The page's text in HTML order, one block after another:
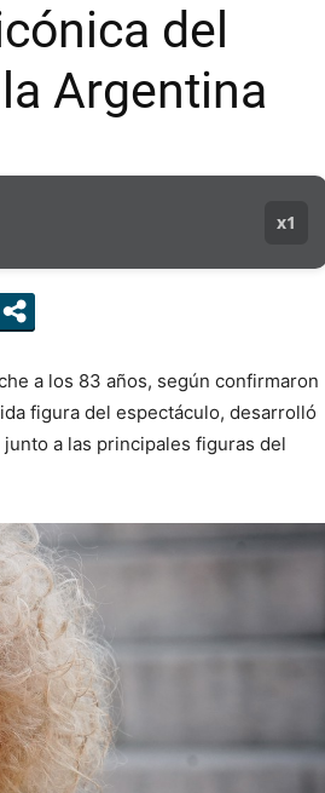
MUNICIPAL
del
Argentina
x1
a los 83 años, según confirmaron
figura del espectáculo, desarrolló
a las principales figuras del